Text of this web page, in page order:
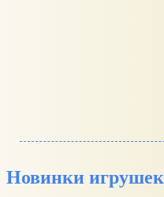
Новинки игрушек